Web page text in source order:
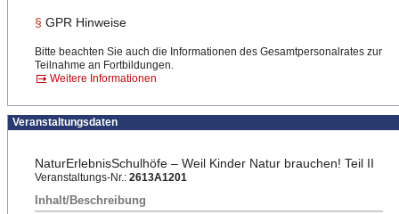
§ GPR Hinweise
Bitte beachten Sie auch die Informationen des Gesamtpersonalrates zur
Teilnahme an Fortbildungen.
Weitere Informationen
Veranstaltungsdaten
NaturErlebnisSchulhöfe – Weil Kinder Natur brauchen! Teil II
Veranstaltungs-Nr.: 2613A1201
Inhalt/Beschreibung